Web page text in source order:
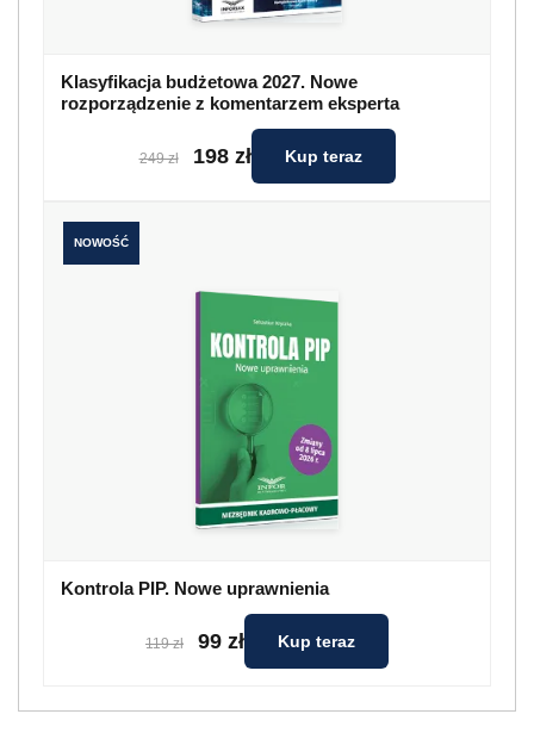
Klasyfikacja budżetowa 2027. Nowe
rozporządzenie z komentarzem eksperta
249 zł 198 zł Kup teraz
NOWOŚĆ
Kontrola PIP. Nowe uprawnienia
119 zł 99 zł Kup teraz